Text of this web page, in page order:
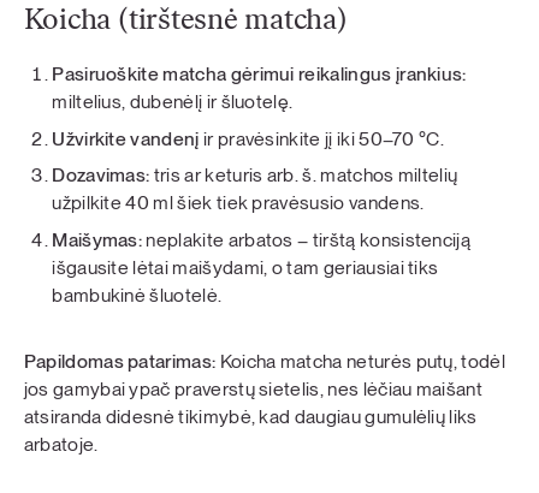
Koicha (tirštesnė matcha)
Pasiruoškite matcha gėrimui reikalingus įrankius:
miltelius, dubenėlį ir šluotelę.
Užvirkite vandenį ir pravėsinkite jį iki 50–70 °C.
Dozavimas: tris ar keturis arb. š. matchos miltelių
užpilkite 40 ml šiek tiek pravėsusio vandens.
Maišymas: neplakite arbatos – tirštą konsistenciją
išgausite lėtai maišydami, o tam geriausiai tiks
bambukinė šluotelė.
Papildomas patarimas: Koicha matcha neturės putų, todėl
jos gamybai ypač praverstų sietelis, nes lėčiau maišant
atsiranda didesnė tikimybė, kad daugiau gumulėlių liks
arbatoje.